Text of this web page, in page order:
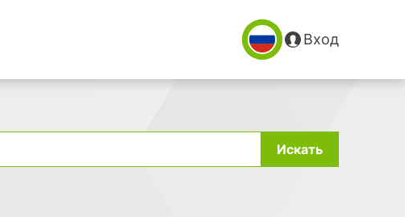
Вход
Искать